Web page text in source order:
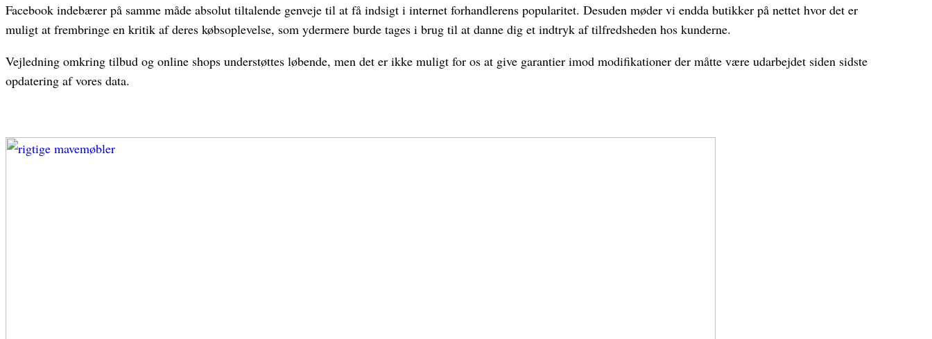
Facebook indebærer på samme måde absolut tiltalende genveje til at få indsigt i internet forhandlerens popularitet. Desuden møder vi endda butikker på nettet hvor det er
muligt at frembringe en kritik af deres købsoplevelse, som ydermere burde tages i brug til at danne dig et indtryk af tilfredsheden hos kunderne.
Vejledning omkring tilbud og online shops understøttes løbende, men det er ikke muligt for os at give garantier imod modifikationer der måtte være udarbejdet siden sidste
opdatering af vores data.